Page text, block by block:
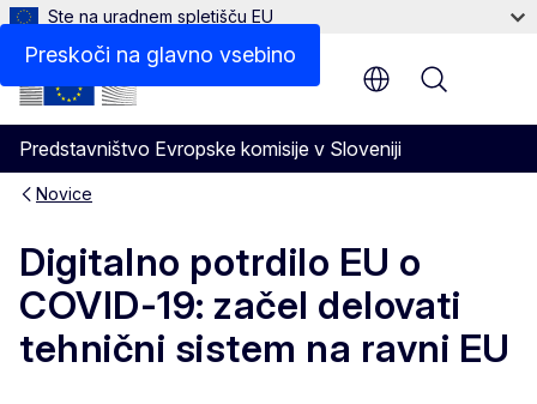
Preskoči na glavno vsebino
Ste na uradnem spletišču EU
Predstavništvo Evropske komisije v Sloveniji
Menu
Novice
Digitalno potrdilo EU o
COVID-19: začel delovati
tehnični sistem na ravni EU